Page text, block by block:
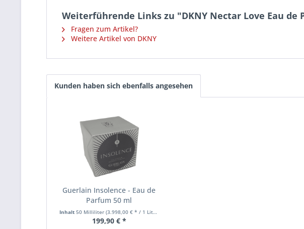
Weiterführende Links zu "DKNY Nectar Love Eau de
Fragen zum Artikel?
Weitere Artikel von DKNY
Kunden haben sich ebenfalls angesehen
Guerlain Insolence - Eau de
Parfum 50 ml
Inhalt 50 Milliliter (3.998,00 € * / 1 Liter)
199,90 € *